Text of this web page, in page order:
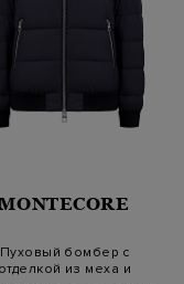
Пуховый бомбер с
из меха и